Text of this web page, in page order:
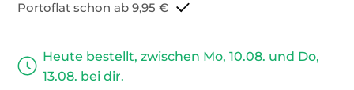
Portoflat schon ab 9,95 €
Heute bestellt, zwischen Mo, 10.08. und Do,
13.08. bei dir.